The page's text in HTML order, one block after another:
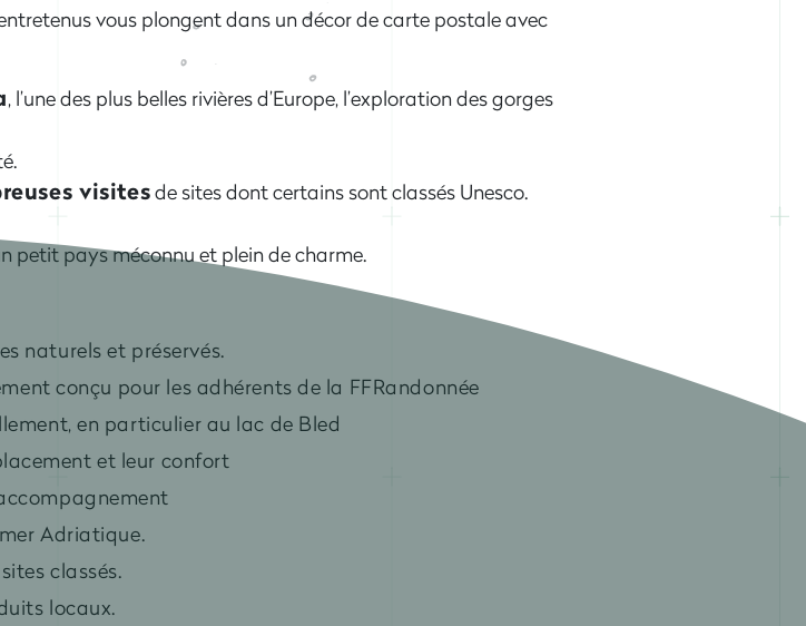
vous plongent dans un décor de carte postale avec
, l’une des plus belles rivières d’Europe, l’explorationdes gorges
visitesde sites dont certains sont classés Unesco.
petit pays méconnu et plein de charme.
naturels et préservés.
conçu pour les adhérents de la FFRandonnée
en particulier au lac de Bled
et leur confort
Adriatique.
classés.
locaux.